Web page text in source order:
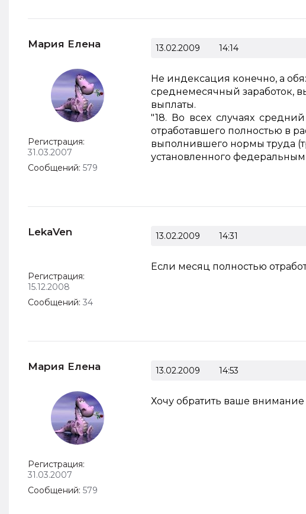
Мария Елена
Регистрация:
31.03.2007
Сообщений: 579
13.02.2009 14:14
Не индексация конечно, а
среднемесячный заработок,
выплаты.
"18. Во всех случаях
отработавшего полностью в
выполнившего нормы труда
установленного
LekaVen
Регистрация:
15.12.2008
Сообщений: 34
13.02.2009 14:31
Если месяц полностью
Мария Елена
Регистрация:
31.03.2007
Сообщений: 579
13.02.2009 14:53
Хочу обратить ваше внимание